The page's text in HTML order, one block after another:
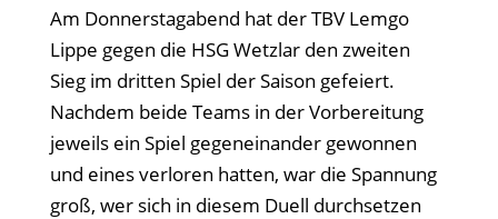
Am Donnerstagabend hat der TBV Lemgo
Lippe gegen die HSG Wetzlar den zweiten
Sieg im dritten Spiel der Saison gefeiert.
Nachdem beide Teams in der Vorbereitung
jeweils ein Spiel gegeneinander gewonnen
und eines verloren hatten, war die Spannung
groß, wer sich in diesem Duell durchsetzen